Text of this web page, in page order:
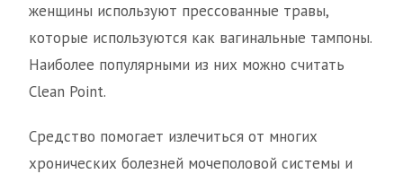
женщины используют прессованные травы,
которые используются как вагинальные тампоны.
Наиболее популярными из них можно считать
Clean Point.
Средство помогает излечиться от многих
хронических болезней мочеполовой системы и